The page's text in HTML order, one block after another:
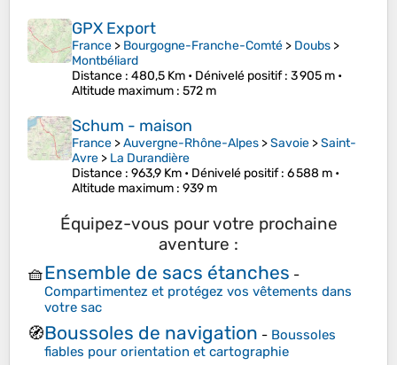
GPX Export
France > Bourgogne-Franche-Comté > Doubs >
Montbéliard
Distance : 480,5 Km • Dénivelé positif: 3 905 m •
Altitude maximum : 572 m
Schum - maison
France >Auvergne-Rhône-Alpes >Savoie >Saint-
Avre > La Durandière
Distance : 963,9 Km • Dénivelé positif: 6 588 m •
Altitude maximum : 939 m
Équipez-vous pour votre prochaine
aventure :
🧺Ensemble de sacs étanches -
Compartimentez et protégez vos vêtements dans
votre sac
🧭Boussoles de navigation - Boussoles
fiables pour orientation et cartographie